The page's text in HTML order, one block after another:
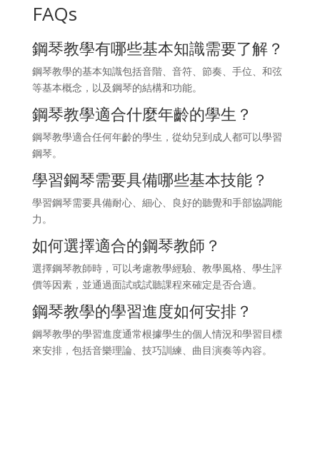
FAQs
鋼琴教學有哪些基本知識需要了解？
鋼琴教學的基本知識包括音階、音符、節奏、手位、和弦
等基本概念，以及鋼琴的結構和功能。
鋼琴教學適合什麼年齡的學生？
鋼琴教學適合任何年齡的學生，從幼兒到成人都可以學習
鋼琴。
學習鋼琴需要具備哪些基本技能？
學習鋼琴需要具備耐心、細心、良好的聽覺和手部協調能
力。
如何選擇適合的鋼琴教師？
選擇鋼琴教師時，可以考慮教學經驗、教學風格、學生評
價等因素，並通過面試或試聽課程來確定是否合適。
鋼琴教學的學習進度如何安排？
鋼琴教學的學習進度通常根據學生的個人情況和學習目標
來安排，包括音樂理論、技巧訓練、曲目演奏等內容。